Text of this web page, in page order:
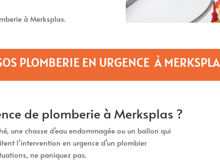
à Merksplas.
PLOMBERIE EN URGENCE À
de plomberie à Merksplas ?
une chasse d’eau endommagée ou un ballon qui
l’intervention en urgence d’un plombier
ne paniquez pas.